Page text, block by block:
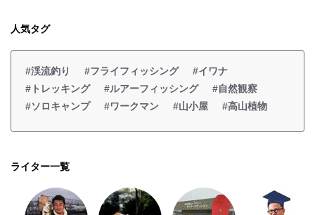
人気タグ
#渓流釣り #フライフィッシング
#イワナ
#トレッキング
#ルアーフィッシング
#自然観察
#ソロキャンプ
#ワークマン #山小屋 #高山植物
ライター一覧